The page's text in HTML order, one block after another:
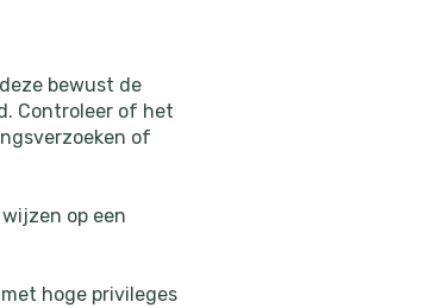
bewust de
Controleer of het
of
op een
hoge privileges